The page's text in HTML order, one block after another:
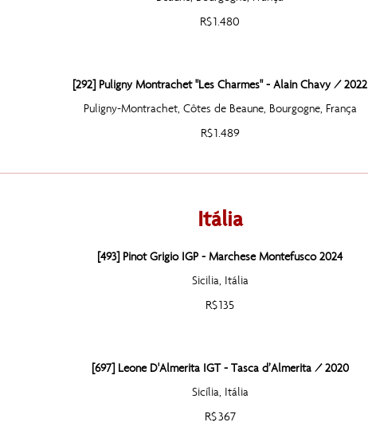
R$ 1.480
[292] Puligny Montrachet "Les Charmes" - Alain Chavy / 2022
Puligny-Montrachet, Côtes de Beaune, Bourgogne, França
R$ 1.489
Itália
[493] Pinot Grigio IGP - Marchese Montefusco 2024
Sicilia, Itália
R$ 135
[697] Leone D'Almerita IGT - Tasca d’Almerita / 2020
Sicília, Itália
R$ 367